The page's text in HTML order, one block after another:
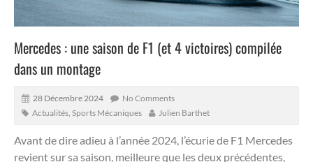
Mercedes : une saison de F1 (et 4 victoires) compilée
dans un montage
28 Décembre 2024
No Comments
Actualités Sports Mécaniques Julien Barthet
Avant de dire adieu à l’année 2024, l’écurie de F1 Mercedes
revient sur sa saison, meilleure que les deux précédentes,